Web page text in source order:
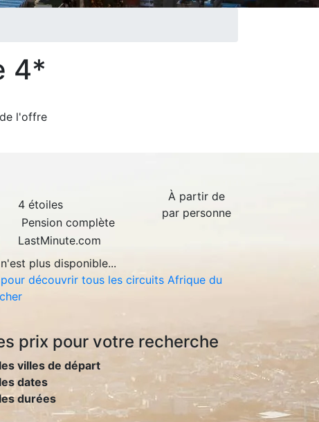
4*
l'offre
À partir de
par personne
4 étoiles
Pension complète
LastMinute.com
plus disponible...
découvrir tous les circuits Afrique du
prix pour votre recherche
villes de départ
dates
durées